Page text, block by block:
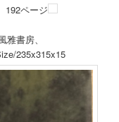
2/27、言語 ‏ : ‎ 英語、ハードカバー ‏ : ‎ 192ページ
書房、
235x315x15